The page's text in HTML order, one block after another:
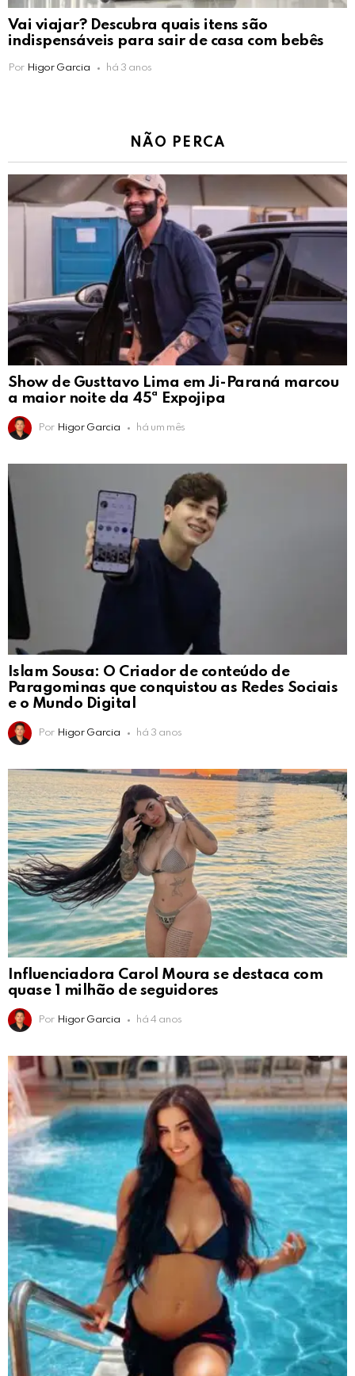
Vai viajar? Descubra quais itens são
indispensáveis para sair de casa com bebês
Por Higor Garcia há 3 anos
NÃO PERCA
Show de Gusttavo Lima em Ji-Paraná marcou
a maior noite da 45ª Expojipa
Por Higor Garcia há um mês
Islam Sousa: O Criador de conteúdo de
Paragominas que conquistou as Redes Sociais
e o Mundo Digital
Por Higor Garcia há 3 anos
Influenciadora Carol Moura se destaca com
quase 1 milhão de seguidores
Por Higor Garcia há 4 anos